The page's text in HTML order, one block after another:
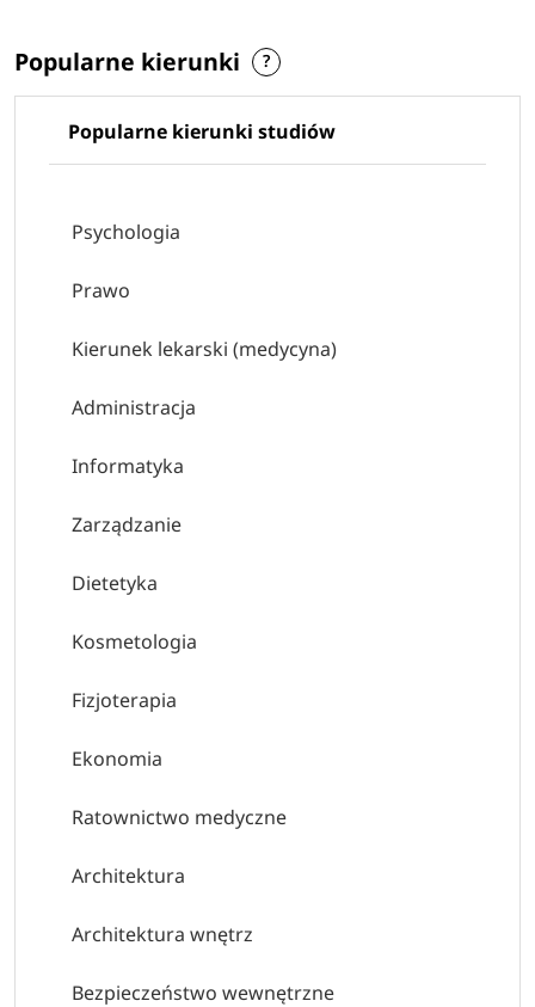
Popularne kierunki
Popularne kierunki studiów
Psychologia
Prawo
Kierunek lekarski (medycyna)
Administracja
Informatyka
Zarządzanie
Dietetyka
Kosmetologia
Fizjoterapia
Ekonomia
Ratownictwo medyczne
Architektura
Architektura wnętrz
Bezpieczeństwo wewnętrzne